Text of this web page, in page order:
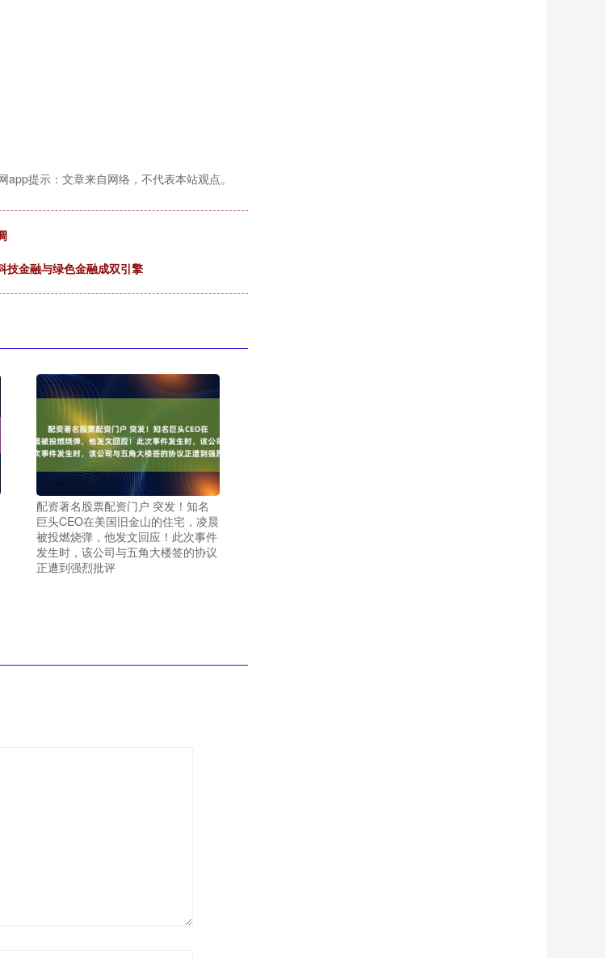
app提示：文章来自网络，不代表本站观点。
技金融与绿色金融成双引擎
配资著名股票配资门户 突发！知名
巨头CEO在美国旧金山的住宅，凌晨
被投燃烧弹，他发文回应！此次事件
发生时，该公司与五角大楼签的协议
正遭到强烈批评